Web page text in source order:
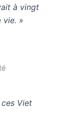
à vingt
vie. »
ces Viet